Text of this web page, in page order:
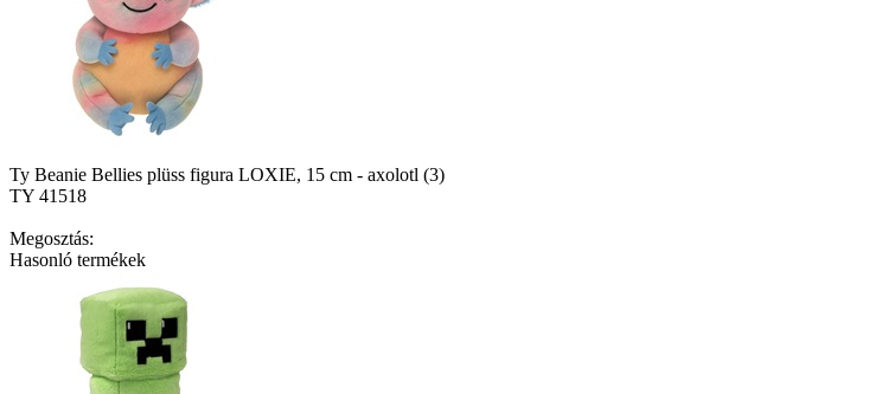
Ty Beanie Bellies plüss figura LOXIE, 15 cm - axolotl (3)
TY 41518
Megosztás:
Hasonló termékek